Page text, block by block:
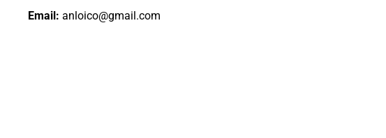
Email: anloico@gmail.com